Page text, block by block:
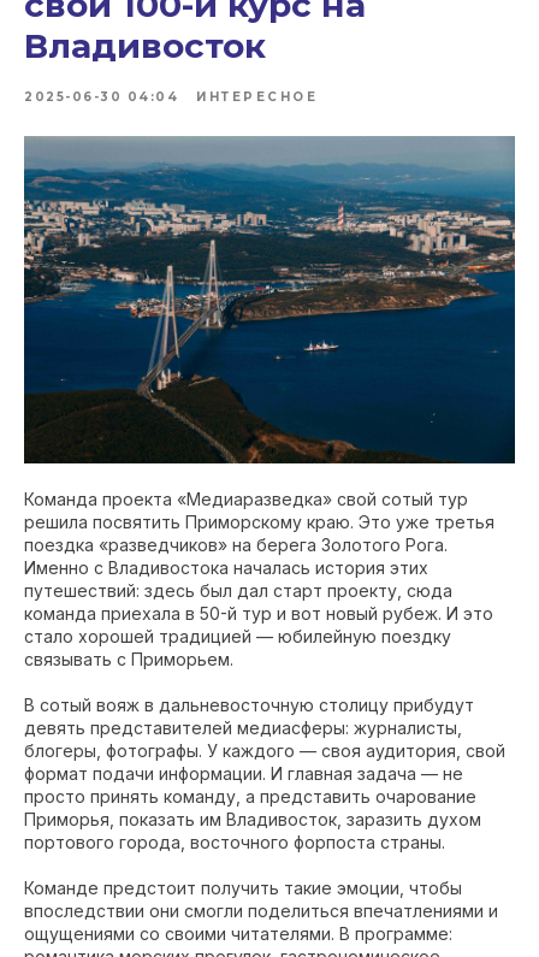
Владивосток
2025-06-30 04:04 ИНТЕРЕСНОЕ
Команда проекта «Медиаразведка» свой сотый тур
решила посвятить Приморскому краю. Это уже третья
поездка «разведчиков» на берега Золотого Рога.
Именно с Владивостока началась история этих
путешествий: здесь был дал старт проекту, сюда
команда приехала в 50-й тур и вот новый рубеж. И это
стало хорошей традицией — юбилейную поездку
связывать с Приморьем.
В сотый вояж в дальневосточную столицу прибудут
девять представителей медиасферы: журналисты,
блогеры, фотографы. У каждого — своя аудитория, свой
формат подачи информации. И главная задача — не
просто принять команду, а представить очарование
Приморья, показать им Владивосток, заразить духом
портового города, восточного форпоста страны.
Команде предстоит получить такие эмоции, чтобы
впоследствии они смогли поделиться впечатлениями и
ощущениями со своими читателями. В программе: